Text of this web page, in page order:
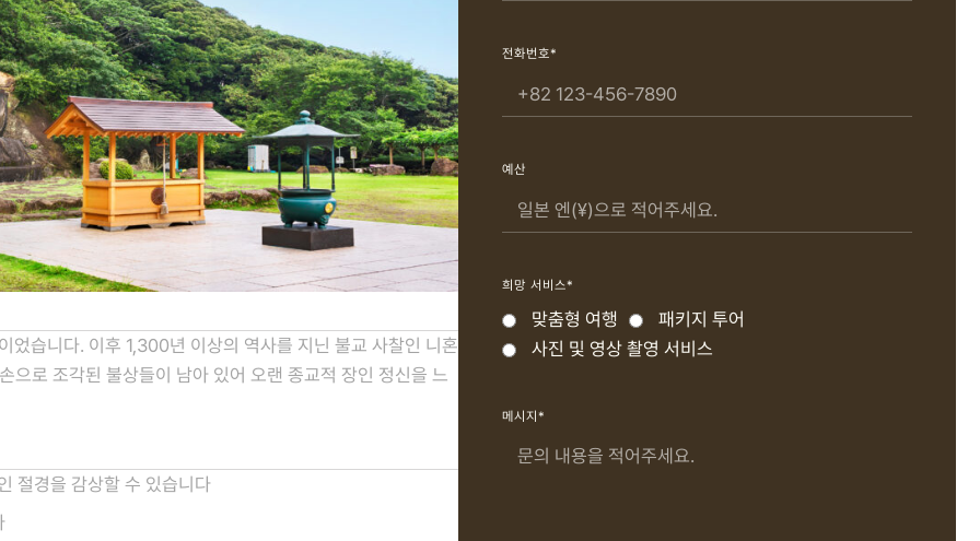
었습니다. 이후 1,300년 이상의 역사를 지닌 불교 사찰인 니혼
으로 조각된 불상들이 남아 있어 오랜 종교적 장인 정신을 느
절경을 감상할 수 있습니다
전화번호*
예산
희망 서비스*
맞춤형 여행
패키지 투어
사진 및 영상 촬영 서비스
메시지*